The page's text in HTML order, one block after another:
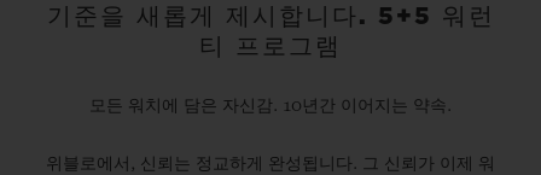
기준을 새롭게 제시합니다. 5+5 워런
티 프로그램
모든 워치에 담은 자신감. 10년간 이어지는 약속.
위블로에서, 신뢰는 정교하게 완성됩니다. 그 신뢰가 이제 워